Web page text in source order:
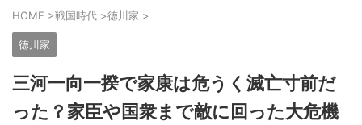
HOME >戦国時代 >徳川家 >
徳川家
三河一向一揆で家康は危うく滅亡寸前だ
った？家臣や国衆まで敵に回った大危機